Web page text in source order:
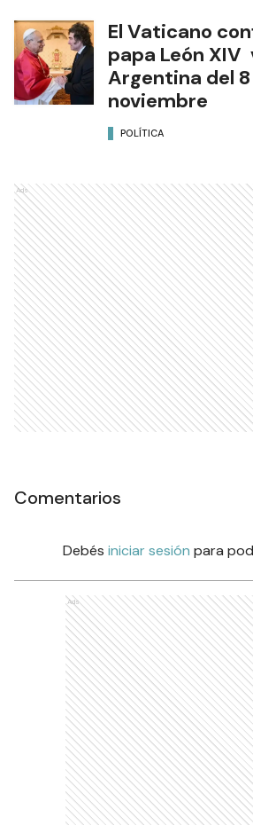
El Vaticano
papa León
Argentina del 8
noviembre
POLÍTICA
Ads
Comentarios
Debés iniciar sesión para
Ads